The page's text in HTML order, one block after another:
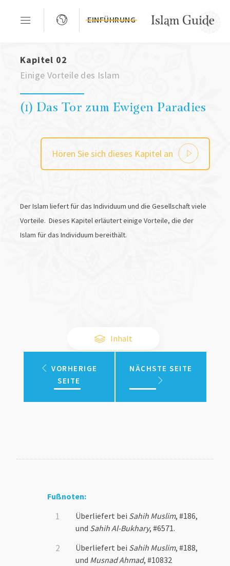
EINFÜHRUNG
Kapitel 02
Einige Vorteile des Islam
(1) Das Tor zum Ewigen Paradies
Hören Sie sich dieses Kapitel an
Der Islam liefert für das Individuum und die Gesellschaft viele
Vorteile. Dieses Kapitel erläutert einige Vorteile, die der
Islam für das Individuum bereithält.
Inhalt
VORHERIGE
SEITE
NÄCHSTE SEITE
Fußnoten:
Überliefert bei Sahih Muslim, #186,
und Sahih Al-Bukhary, #6571.
Überliefert bei Sahih Muslim, #188,
und Musnad Ahmad, #10832